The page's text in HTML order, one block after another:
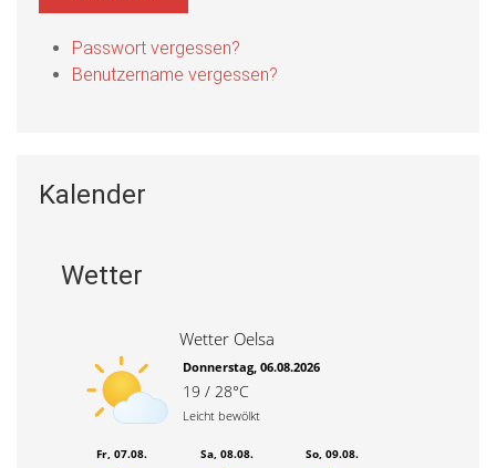
Passwort vergessen?
Benutzername vergessen?
Kalender
Wetter
Wetter Oelsa
Donnerstag, 06.08.2026
19 / 28°C
Leicht bewölkt
Fr, 07.08. Sa, 08.08. So, 09.08.